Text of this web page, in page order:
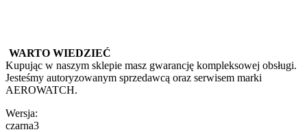
WARTO WIEDZIEĆ
Kupując w naszym sklepie masz gwarancję kompleksowej obsługi.
Jesteśmy autoryzowanym sprzedawcą oraz serwisem marki
AEROWATCH.
Wersja:
czarna3